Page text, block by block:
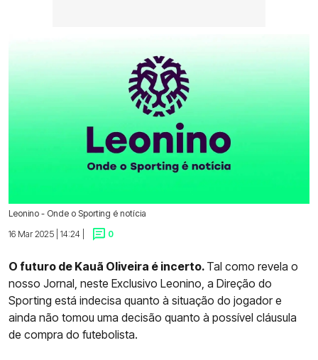
Leonino - Onde o Sporting é notícia
16 Mar 2025 | 14:24 |
0
O futuro de Kauã Oliveira é incerto. Tal como revela o
nosso Jornal, neste Exclusivo Leonino, a Direção do
Sporting está indecisa quanto à situação do jogador e
ainda não tomou uma decisão quanto à possível cláusula
de compra do futebolista.